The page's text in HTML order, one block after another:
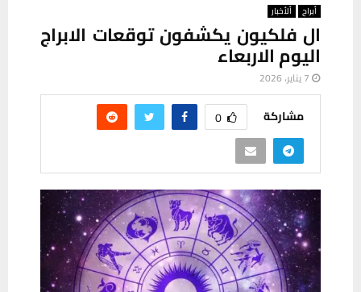
أبراج ألأخبار
ال فلكيون يكشفون توقعات الابراج
اليوم الاربعاء
7 يناير، 2026
مشاركة 0